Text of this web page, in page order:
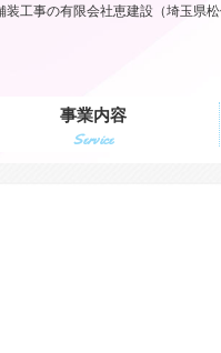
装工事の有限会社恵建設（埼玉県松
事業内容
Service